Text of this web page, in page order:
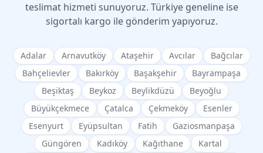
teslimat hizmeti sunuyoruz. Türkiye geneline ise
sigortalı kargo ile gönderim yapıyoruz.
Adalar Arnavutköy Ataşehir Avcılar
Bağcılar
Bahçelievler
Bakırköy Başakşehir
Bayrampaşa
Beşiktaş
Beykoz Beylikdüzü
Beyoğlu
Büyükçekmece
Çatalca Çekmeköy
Esenler
Esenyurt
Eyüpsultan Fatih
Gaziosmanpaşa
Güngören
Kadıköy Kağıthane
Kartal